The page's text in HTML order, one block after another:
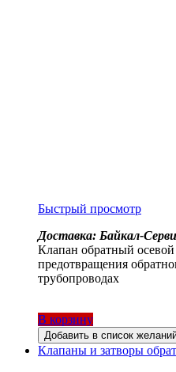
Быстрый просмотр
Доставка: Байкал-
Клапан обратный
предотвращения
трубопроводах
В корзину
Добавить в список
Клапаны и затворы